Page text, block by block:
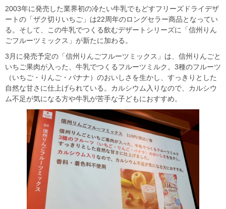
2003年に発売した業界初の冷たい牛乳でもどすフリーズドライデザ
ートの「ザク切りいちご」は22周年のロングセラー商品となってい
る。そして、この牛乳でつくる飲むデザートシリーズに「信州りん
ごフルーツミックス」が新たに加わる。
3月に発売予定の「信州りんごフルーツミックス」は、信州りんごと
いちご果肉が入った、牛乳でつくるフルーツミルク。3種のフルーツ
（いちご・りんご・バナナ）のおいしさを生かし、すっきりとした
自然な甘さに仕上げられている。カルシウム入りなので、カルシウ
ム不足が気になる方や牛乳が苦手な子どもにおすすめ。